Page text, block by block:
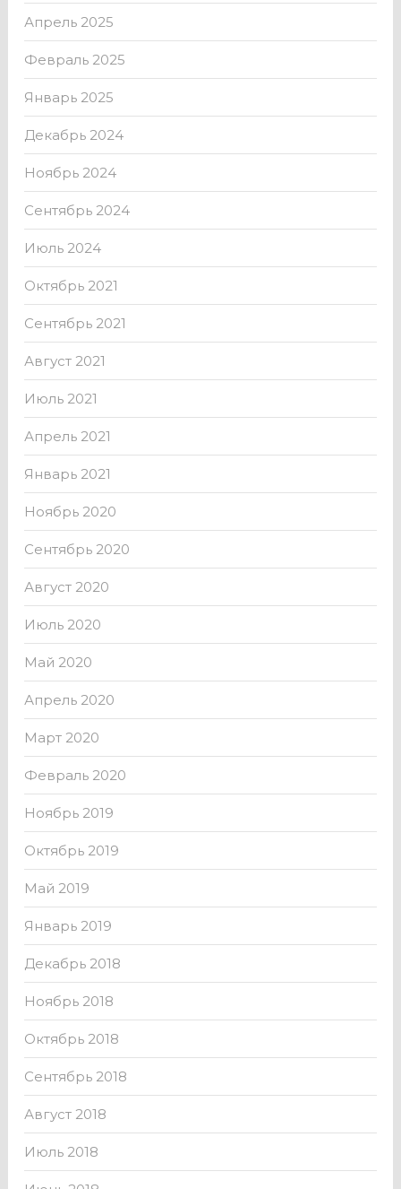
Апрель 2025
Февраль 2025
Январь 2025
Декабрь 2024
Ноябрь 2024
Сентябрь 2024
Июль 2024
Октябрь 2021
Сентябрь 2021
Август 2021
Июль 2021
Апрель 2021
Январь 2021
Ноябрь 2020
Сентябрь 2020
Август 2020
Июль 2020
Май 2020
Апрель 2020
Март 2020
Февраль 2020
Ноябрь 2019
Октябрь 2019
Май 2019
Январь 2019
Декабрь 2018
Ноябрь 2018
Октябрь 2018
Сентябрь 2018
Август 2018
Июль 2018